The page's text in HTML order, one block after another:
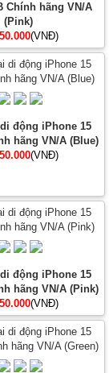
Chính hãng VN/A
(Pink)
(VNĐ)
động iPhone 15
hãng VN/A (Blue)
(VNĐ)
động iPhone 15
hãng VN/A (Pink)
(VNĐ)